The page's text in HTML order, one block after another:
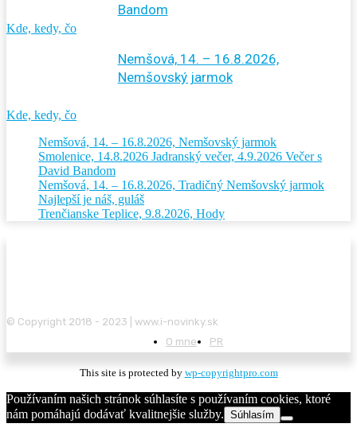
Kde, kedy, čo
Bandom
Kde, kedy, čo
Nemšová, 14. – 16.8.2026,
Nemšovský jarmok
Nemšová, 14. – 16.8.2026, Nemšovský jarmok
Smolenice, 14.8.2026 Jadranský večer, 4.9.2026 Večer s
David Bandom
Nemšová, 14. – 16.8.2026, Tradičný Nemšovský jarmok
Najlepší je náš, guláš
Trenčianske Teplice, 9.8.2026, Hody
© Copyright 2018 - 2023 | www.i-novinky.sk
O mne
PR
This site is protected by wp-copyrightpro.com
Používaním našich stránok súhlasíte s používaním cookies, ktoré
nám pomáhajú dodávať kvalitnejšie služby. Súhlasím